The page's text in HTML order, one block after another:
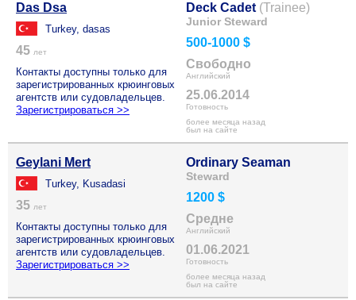
Das Dsa
Turkey, dasas
45 лет
Контакты доступны только для
зарегистрированных крюинговых
агентств или судовладельцев.
Зарегистрироваться >>
Deck Cadet (Trainee)
Junior Steward
500-1000 $
Свободно
Английский
25.06.2014
Готовность
более месяца назад
был на сайте
Geylani Mert
Turkey, Kusadasi
35 лет
Контакты доступны только для
зарегистрированных крюинговых
агентств или судовладельцев.
Зарегистрироваться >>
Ordinary Seaman
Steward
1200 $
Средне
Английский
01.06.2021
Готовность
более месяца назад
был на сайте